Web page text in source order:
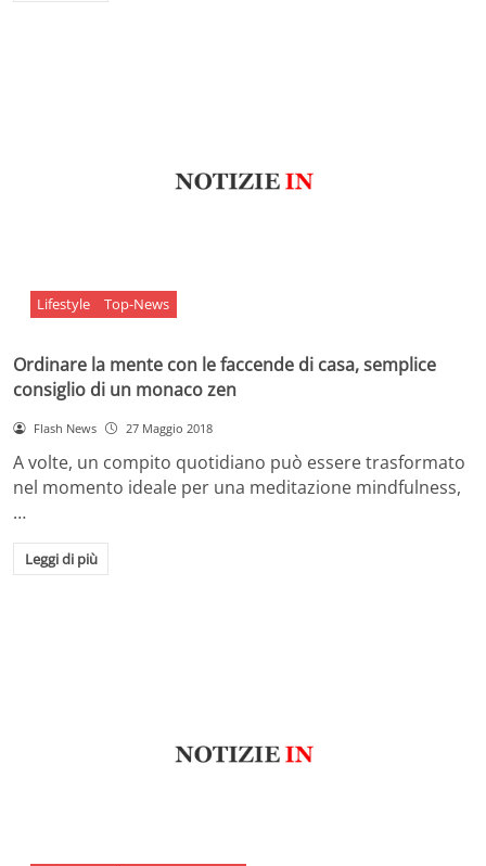
Lifestyle Top-News
Ordinare la mente con le faccende di casa, semplice
consiglio di un monaco zen
Flash News 27 Maggio 2018
A volte, un compito quotidiano può essere trasformato
nel momento ideale per una meditazione mindfulness,
…
Leggi di più